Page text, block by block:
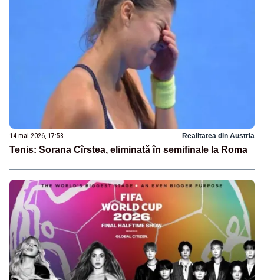
14 mai 2026, 17:58 Realitatea din Austria
Tenis: Sorana Cîrstea, eliminată în semifinale la Roma